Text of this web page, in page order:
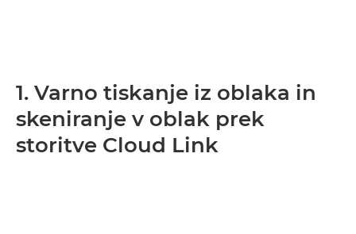
1. Varno tiskanje iz oblaka in
skeniranje v oblak prek
storitve Cloud Link